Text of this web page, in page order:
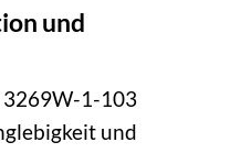
und
3269W-1-103
und